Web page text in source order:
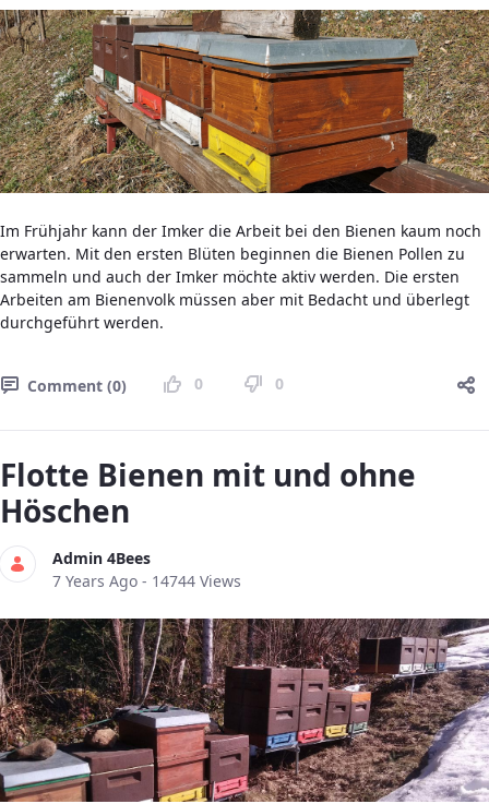
Im Frühjahr kann der Imker die Arbeit bei den Bienen kaum noch
erwarten. Mit den ersten Blüten beginnen die Bienen Pollen zu
sammeln und auch der Imker möchte aktiv werden. Die ersten
Arbeiten am Bienenvolk müssen aber mit Bedacht und überlegt
durchgeführt werden.
Comment (0) 0 0
Flotte Bienen mit und ohne
Höschen
Admin 4Bees
Published Date
7 Years Ago - 14744 Views